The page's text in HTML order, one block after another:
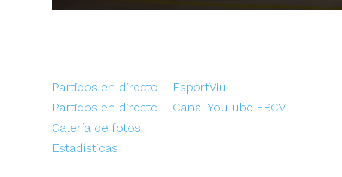
Partidos en directo – EsportViu
Partidos en directo – Canal YouTube FBCV
Galería de fotos
Estadísticas